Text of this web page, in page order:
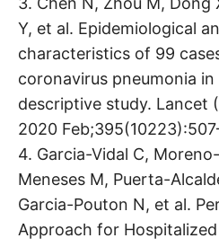
Y, et al. Epidemiological
characteristics of 99
coronavirus pneumonia in
descriptive study. Lancet
2020
4. Garcia-Vidal C,
Meneses M, Puerta-
Garcia-Pouton N, et al.
Approach for